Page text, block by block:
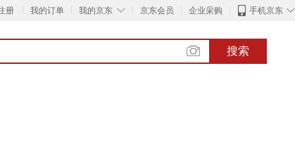
册 我的订单 ◇
我的京东 京东会员 企业采购 ◇
手机京东
搜索